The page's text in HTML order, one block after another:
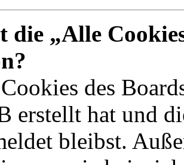
die „Alle
des
erstellt hat und
bleibst.